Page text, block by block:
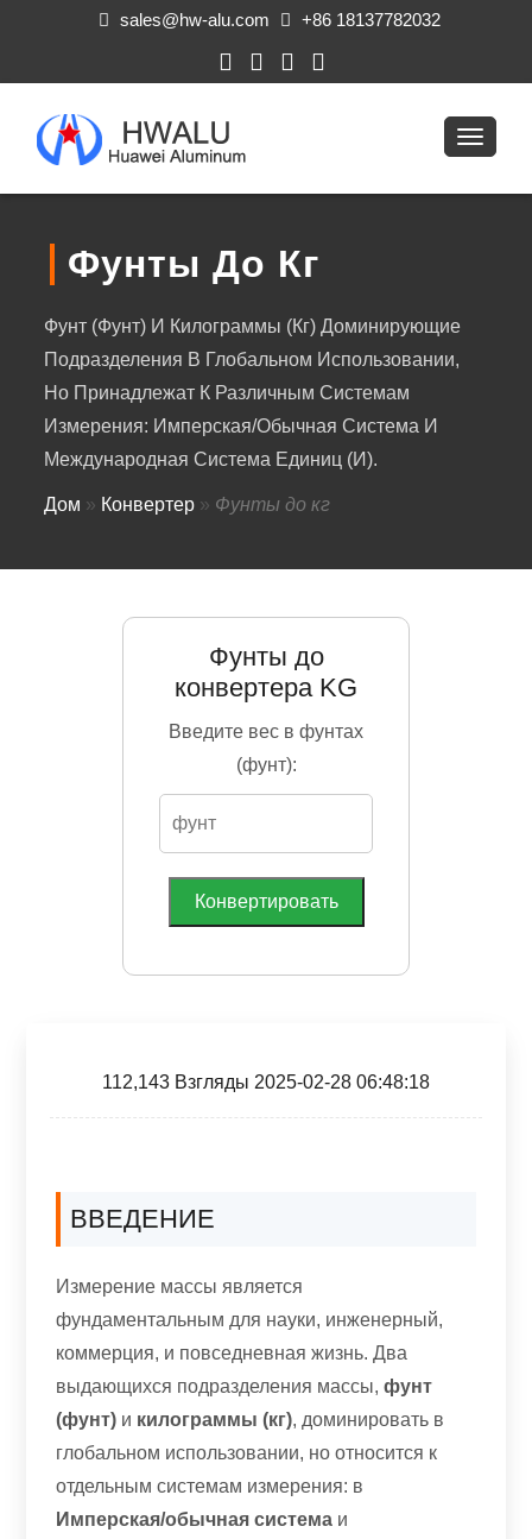
sales@hw-alu.com +86 18137782032
Фунты До Кг
Фунт (фунт) И Килограммы (кг) Доминирующие
Подразделения В Глобальном Использовании,
Но Принадлежат К Различным Системам
Измерения: Имперская/обычная Система И
Международная Система Единиц (И).
Дом » Конвертер » Фунты до кг
Фунты до
конвертера KG
Введите вес в фунтах
(фунт):
Конвертировать
112,143 Взгляды 2025-02-28 06:48:18
ВВЕДЕНИЕ
Измерение массы является
фундаментальным для науки, инженерный,
коммерция, и повседневная жизнь. Два
выдающихся подразделения массы,фунт
(фунт) и килограммы (кг), доминировать в
глобальном использовании, но относится к
отдельным системам измерения: в
Имперская/обычная система и